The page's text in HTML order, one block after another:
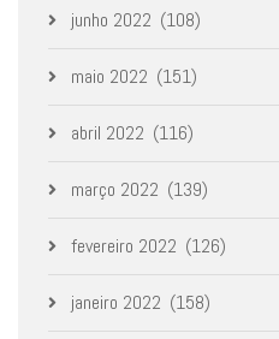
junho 2022 (108)
maio 2022 (151)
abril 2022 (116)
março 2022 (139)
fevereiro 2022 (126)
janeiro 2022 (158)